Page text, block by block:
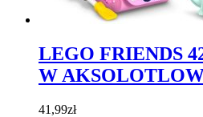
LEGO FRIENDS
W
41,99zł